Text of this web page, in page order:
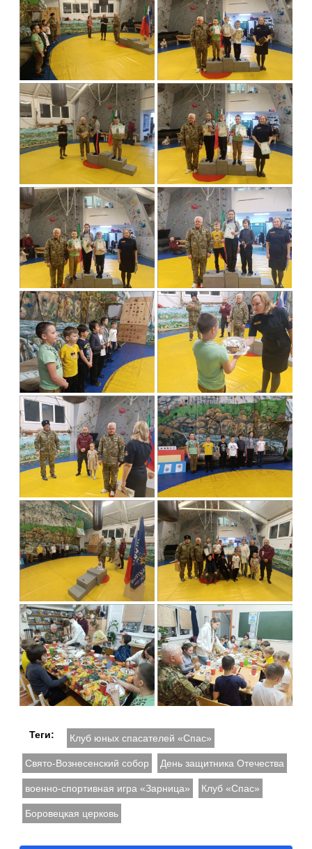
Теги: Клуб юных спасателей «Спас»
Свято-Вознесенский собор День защитника Отечества
военно-спортивная игра «Зарница» Клуб «Спас»
Боровецкая церковь